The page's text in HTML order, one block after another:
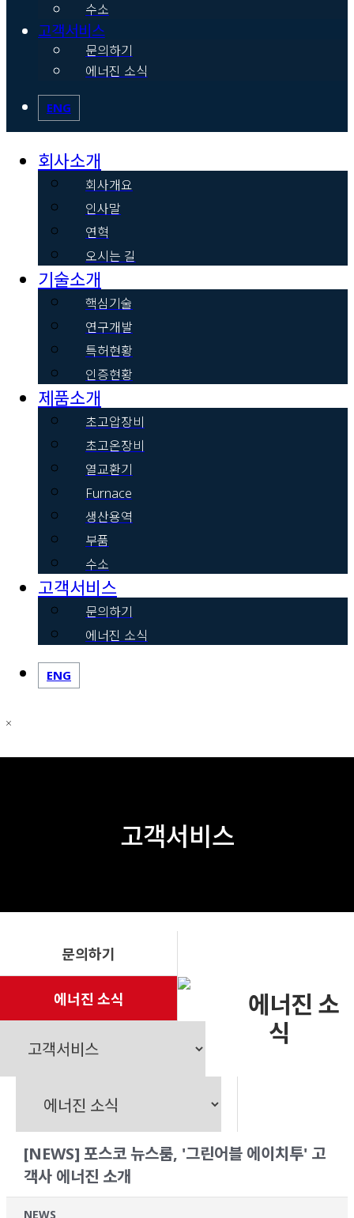
수소
고객서비스
문의하기
에너진 소식
ENG
회사소개
회사개요
인사말
연혁
오시는 길
기술소개
핵심기술
연구개발
특허현황
인증현황
제품소개
초고압장비
초고온장비
열교환기
Furnace
생산용역
부품
수소
고객서비스
문의하기
에너진 소식
ENG
고객서비스
문의하기
에너진 소식
에너진 소
식
[NEWS] 포스코 뉴스룸, '그린어블 에이치투' 고
객사 에너진 소개
NEWS